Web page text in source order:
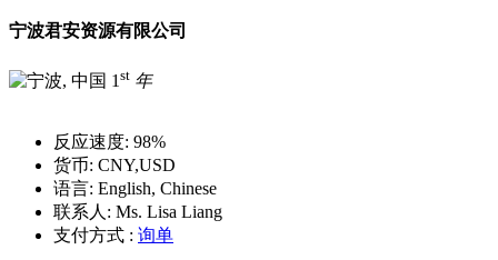
宁波君安资源有限公司
1 st 年
反应速度: 98%
货币: CNY,USD
语言: English, Chinese
联系人: Ms. Lisa Liang
支付方式 : 询单